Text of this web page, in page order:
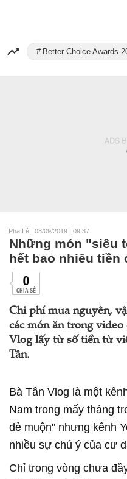
Better Choice Awards
Pha Lê | 03/09/2019 | 09:37
Những món "siêu
hết bao nhiêu tiền
0
CHIA SẺ
Chi phí mua nguyên,
các món ăn trong video
Vlog lấy từ số tiền từ
Tân.
Bà Tân Vlog là một
Nam trong mấy tháng
đẻ muộn" nhưng kênh
nhiều sự chú ý của cư
Chỉ trong vòng chưa